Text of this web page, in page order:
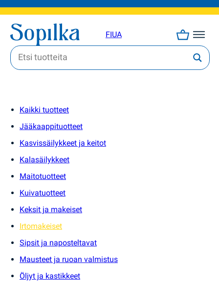
FIUA
Kaikki tuotteet
Jääkaappituotteet
Kasvissäilykkeet ja keitot
Kalasäilykkeet
Maitotuotteet
Kuivatuotteet
Keksit ja makeiset
Irtomakeiset
Sipsit ja naposteltavat
Mausteet ja ruoan valmistus
Öljyt ja kastikkeet